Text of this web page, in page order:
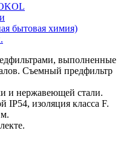
бытовая химия)
выполненные
Съемный предфильтр
и нержавеющей стали.
IP54, изоляция класса F.